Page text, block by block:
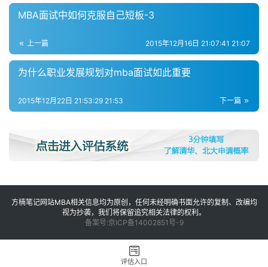
MBA面试中如何克服自己短板-3
上一篇 2015年12月16日 21:07:41 21:07
为什么职业发展规划对mba面试如此重要
下一篇
2015年12月22日 21:53:29 21:53
方楠笔记网站MBA相关信息均为原创，任何未经明确书面允许的复制、改编均
视为抄袭，我们将保留追究相关法律的权利。
备案号:京ICP备14002851号-9
评估入口